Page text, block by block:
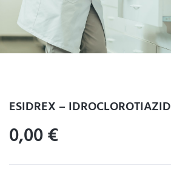
ESIDREX –
0,00€